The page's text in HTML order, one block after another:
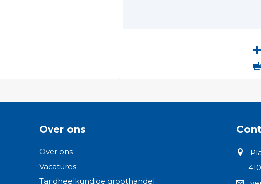
Over ons
Over ons
Vacatures
Tandheelkundige groothandel